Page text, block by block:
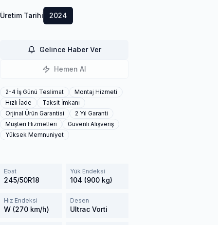
Üretim Tarihi 2024
Gelince Haber Ver
Hemen Al
2-4 İş Günü Teslimat
Montaj Hizmeti
Hızlı İade
Taksit İmkanı
Orjinal Ürün Garantisi
2 Yıl Garanti
Müşteri Hizmetleri
Güvenli Alışveriş
Yüksek Memnuniyet
Ebat
245/50R18
Yük Endeksi
104 (900 kg)
Hız Endeksi
W (270 km/h)
Desen
Ultrac Vorti